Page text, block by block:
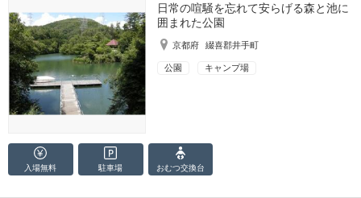
日常の喧騒を忘れて安らげる森と池に
囲まれた公園
京都府 綴喜郡井手町
公園 キャンプ場
入場無料 駐車場 おむつ交換台